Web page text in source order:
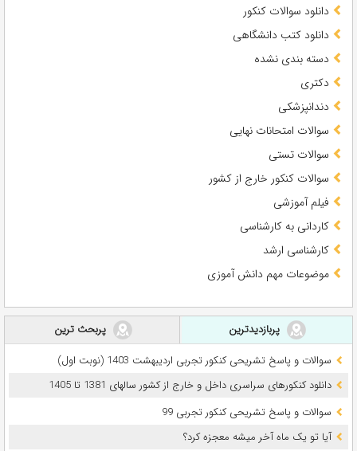
دانلود سوالات کنکور
دانلود کتب دانشگاهی
دسته بندی نشده
دکتری
دندانپزشکی
سوالات امتحانات نهایی
سوالات تستی
سوالات کنکور خارج از کشور
فیلم آموزشی
کاردانی به کارشناسی
کارشناسی ارشد
موضوعات مهم دانش آموزی
پربازدیدترین
پربحث ترین
سوالات و پاسخ تشریحی کنکور تجربی اردیبهشت 1403 (نوبت اول)
دانلود کنکورهای سراسری داخل و خارج از کشور سالهای 1381 تا 1405
سوالات و پاسخ تشریحی کنکور تجربی 99
آیا تو یک ماه آخر میشه معجزه کرد؟